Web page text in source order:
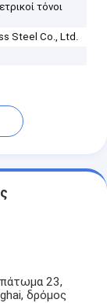
τόνοι
Steel Co., Ltd.
23,
δρόμος